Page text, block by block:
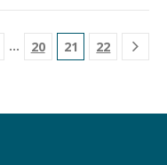
… 20 21 22